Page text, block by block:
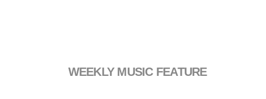
WEEKLY MUSIC FEATURE